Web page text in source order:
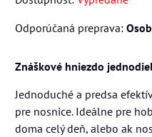
Znáškové hniezdo
Jednoduché a predsa
pre nosnice. Ideálne pre
doma celý deň, alebo ak